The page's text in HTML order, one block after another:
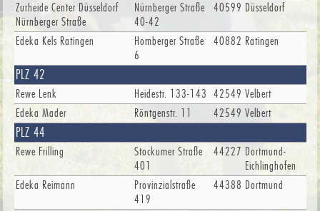
Zurheide Center Düsseldorf
Nürnberger Straße
Nürnberger Straße
40-42
40599 Düsseldorf
Edeka Kels Ratingen
Homberger Straße
6
40882 Ratingen
PLZ 42
Rewe Lenk Heidestr. 133-143 42549 Velbert
Edeka Mader
Röntgenstr. 11 42549 Velbert
PLZ 44
Rewe Frilling
Stockumer Straße
401
44227 Dortmund-
Eichlinghofen
Edeka Reimann
Provinzialstraße
419
44388 Dortmund